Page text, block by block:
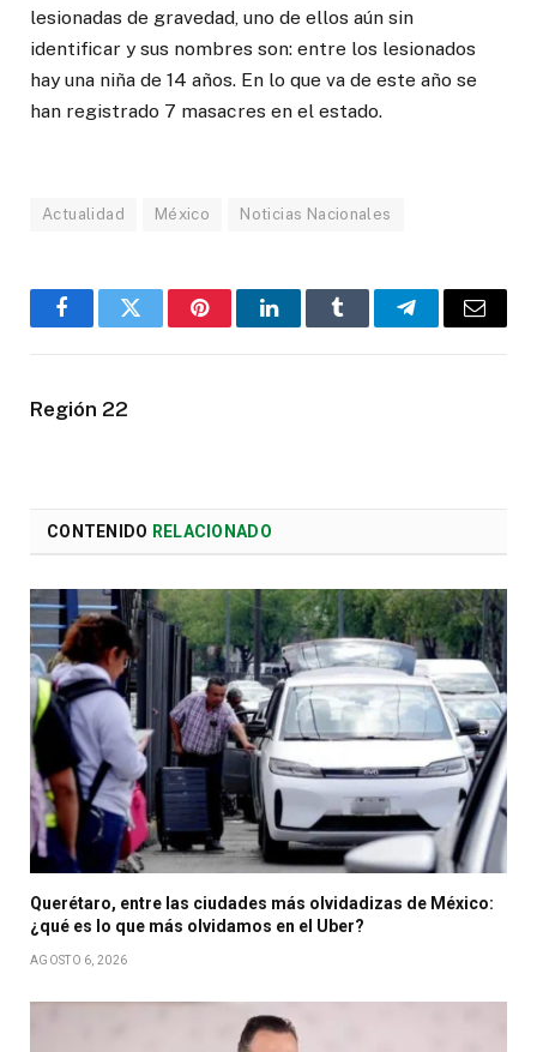
lesionadas de gravedad, uno de ellos aún sin
identificar y sus nombres son: entre los lesionados
hay una niña de 14 años. En lo que va de este año se
han registrado 7 masacres en el estado.
Actualidad México Noticias Nacionales
FacebookTwitter PinterestLinkedInTumblr TelegramEmail
Región 22
CONTENIDO RELACIONADO
Querétaro, entre las ciudades más olvidadizas de México:
¿qué es lo que más olvidamos en el Uber?
AGOSTO 6, 2026